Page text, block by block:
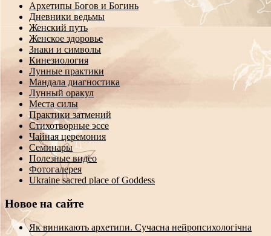
Архетипы Богов и Богинь
Дневники ведьмы
Женский путь
Женское здоровье
Знаки и символы
Кинезиология
Лунные практики
Мандала диагностика
Лунный оракул
Места силы
Практики затмений
Стихотворные эссе
Чайная церемония
Семинары
Полезные видео
Фотогалерея
Ukraine sacred place of Goddess
Новое на сайте
Як виникають архетипи. Сучасна нейропсихологічна